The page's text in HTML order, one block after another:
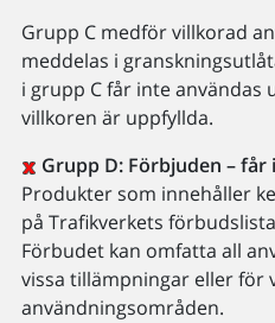
Grupp C medför villkorad
meddelas i
i grupp C får inte användas
villkoren är uppfyllda.
Grupp D: Förbjuden – får
Produkter som innehåller
på Trafikverkets
Förbudet kan omfatta all
vissa tillämpningar eller för
användningsområden.